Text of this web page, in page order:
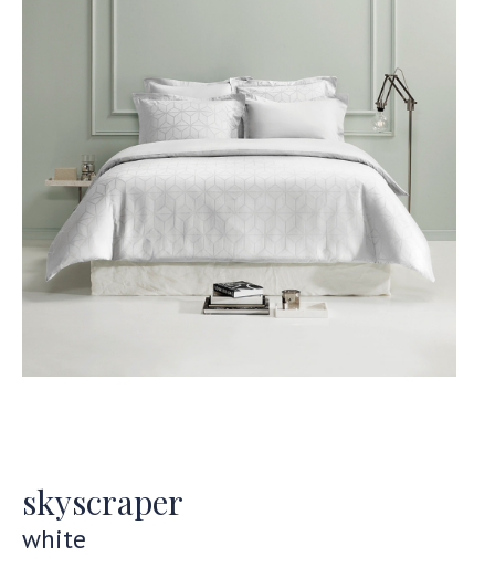
skyscraper
white